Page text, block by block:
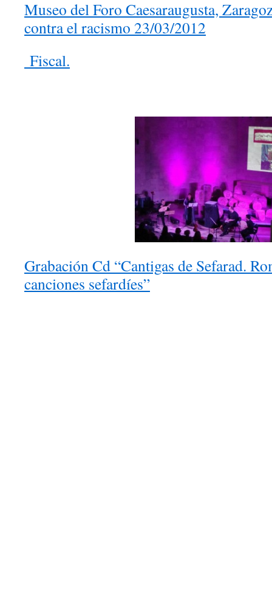
Museo del Foro Caesaraugusta,
contra el racismo 23/03/2012
Fiscal.
Grabación Cd “Cantigas de Sefarad.
canciones sefardíes”